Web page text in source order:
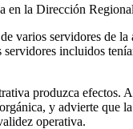
en la Dirección
varios servidores de
incluidos
produzca
y advierte
operativa.